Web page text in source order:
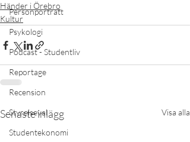
Personporträtt
Psykologi
Podcast - Studentliv
Reportage
Recension
Styrelseval
Studentekonomi
Händer i Örebro
Kultur
Senaste inlägg Visa alla